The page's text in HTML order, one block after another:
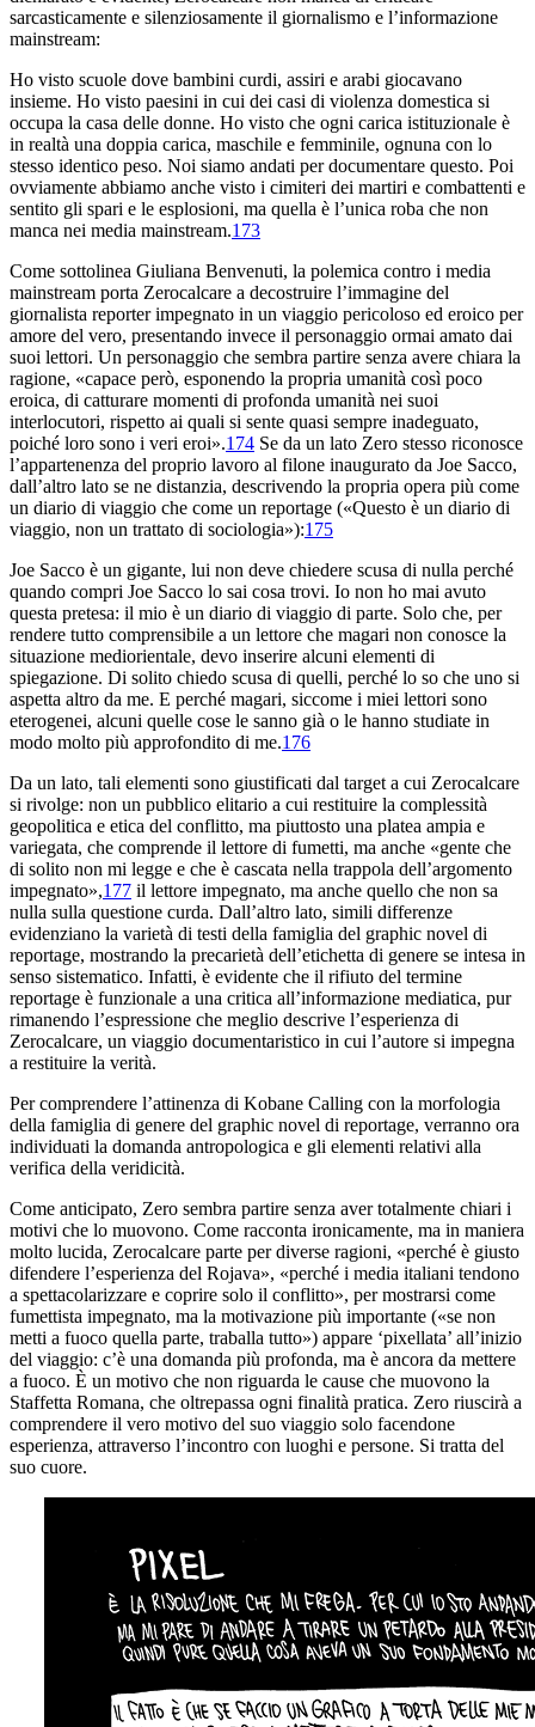
sarcasticamente e silenziosamente il giornalismo e l’informazione
mainstream:
Ho visto scuole dove bambini curdi, assiri e arabi giocavano
insieme. Ho visto paesini in cui dei casi di violenza domestica si
occupa la casa delle donne. Ho visto che ogni carica istituzionale è
in realtà una doppia carica, maschile e femminile, ognuna con lo
stesso identico peso. Noi siamo andati per documentare questo. Poi
ovviamente abbiamo anche visto i cimiteri dei martiri e combattenti e
sentito gli spari e le esplosioni, ma quella è l’unica roba che non
manca nei media mainstream.173
Come sottolinea Giuliana Benvenuti, la polemica contro i media
mainstream porta Zerocalcare a decostruire l’immagine del
giornalista reporter impegnato in un viaggio pericoloso ed eroico per
amore del vero, presentando invece il personaggio ormai amato dai
suoi lettori. Un personaggio che sembra partire senza avere chiara la
ragione, «capace però, esponendo la propria umanità così poco
eroica, di catturare momenti di profonda umanità nei suoi
interlocutori, rispetto ai quali si sente quasi sempre inadeguato,
poiché loro sono i veri eroi».174 Se da un lato Zero stesso riconosce
l’appartenenza del proprio lavoro al filone inaugurato da Joe Sacco,
dall’altro lato se ne distanzia, descrivendo la propria opera più come
un diario di viaggio che come un reportage («Questo è un diario di
viaggio, non un trattato di sociologia»):175
Joe Sacco è un gigante, lui non deve chiedere scusa di nulla perché
quando compri Joe Sacco lo sai cosa trovi. Io non ho mai avuto
questa pretesa: il mio è un diario di viaggio di parte. Solo che, per
rendere tutto comprensibile a un lettore che magari non conosce la
situazione mediorientale, devo inserire alcuni elementi di
spiegazione. Di solito chiedo scusa di quelli, perché lo so che uno si
aspetta altro da me. E perché magari, siccome i miei lettori sono
eterogenei, alcuni quelle cose le sanno già o le hanno studiate in
modo molto più approfondito di me.176
Da un lato, tali elementi sono giustificati dal target a cui Zerocalcare
si rivolge: non un pubblico elitario a cui restituire la complessità
geopolitica e etica del conflitto, ma piuttosto una platea ampia e
variegata, che comprende il lettore di fumetti, ma anche «gente che
di solito non mi legge e che è cascata nella trappola dell’argomento
impegnato»,177 il lettore impegnato, ma anche quello che non sa
nulla sulla questione curda. Dall’altro lato, simili differenze
evidenziano la varietà di testi della famiglia del graphic novel di
reportage, mostrando la precarietà dell’etichetta di genere se intesa in
senso sistematico. Infatti, è evidente che il rifiuto del termine
reportage è funzionale a una critica all’informazione mediatica, pur
rimanendo l’espressione che meglio descrive l’esperienza di
Zerocalcare, un viaggio documentaristico in cui l’autore si impegna
a restituire la verità.
Per comprendere l’attinenza di Kobane Calling con la morfologia
della famiglia di genere del graphic novel di reportage, verranno ora
individuati la domanda antropologica e gli elementi relativi alla
verifica della veridicità.
Come anticipato, Zero sembra partire senza aver totalmente chiari i
motivi che lo muovono. Come racconta ironicamente, ma in maniera
molto lucida, Zerocalcare parte per diverse ragioni, «perché è giusto
difendere l’esperienza del Rojava», «perché i media italiani tendono
a spettacolarizzare e coprire solo il conflitto», per mostrarsi come
fumettista impegnato, ma la motivazione più importante («se non
metti a fuoco quella parte, traballa tutto») appare ‘pixellata’ all’inizio
del viaggio: c’è una domanda più profonda, ma è ancora da mettere
a fuoco. È un motivo che non riguarda le cause che muovono la
Staffetta Romana, che oltrepassa ogni finalità pratica. Zero riuscirà a
comprendere il vero motivo del suo viaggio solo facendone
esperienza, attraverso l’incontro con luoghi e persone. Si tratta del
suo cuore.